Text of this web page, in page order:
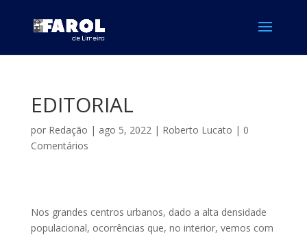
EDITORIAL
por Redação | ago 5, 2022| Roberto Lucato | 0
Comentários
Nos grandes centros urbanos, dado a alta densidade
populacional, ocorrências que, no interior, vemos com